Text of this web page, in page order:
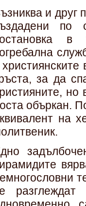
и друг
по
в
за да
но
объркан.
на